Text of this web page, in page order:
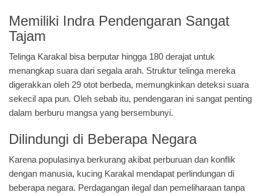
Memiliki Indra Pendengaran Sangat
Tajam
Telinga Karakal bisa berputar hingga 180 derajat untuk
menangkap suara dari segala arah. Struktur telinga mereka
digerakkan oleh 29 otot berbeda, memungkinkan deteksi suara
sekecil apa pun. Oleh sebab itu, pendengaran ini sangat penting
dalam berburu mangsa yang bersembunyi.
Dilindungi di Beberapa Negara
Karena populasinya berkurang akibat perburuan dan konflik
dengan manusia, kucing Karakal mendapat perlindungan di
beberapa negara. Perdagangan ilegal dan pemeliharaan tanpa